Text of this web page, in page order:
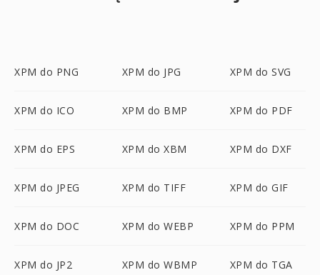
XPM do PNG XPM do JPG XPM do SVG
XPM do ICO XPM do BMP XPM do PDF
XPM do EPS XPM do XBM XPM do DXF
XPM do JPEG XPM do TIFF XPM do GIF
XPM do DOC XPM do WEBP XPM do PPM
XPM do JP2 XPM do WBMP XPM do TGA